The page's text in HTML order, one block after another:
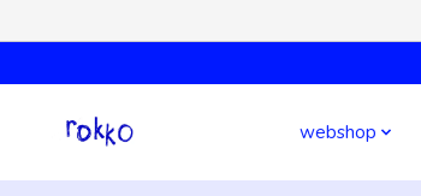
webshop